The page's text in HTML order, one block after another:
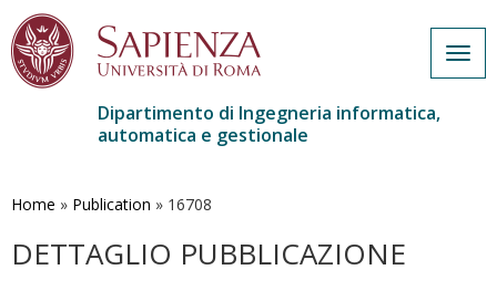
contenuto
Dipartimento di Ingegneria informatica,
automatica e gestionale
Home » Publication » 16708
DETTAGLIO PUBBLICAZIONE